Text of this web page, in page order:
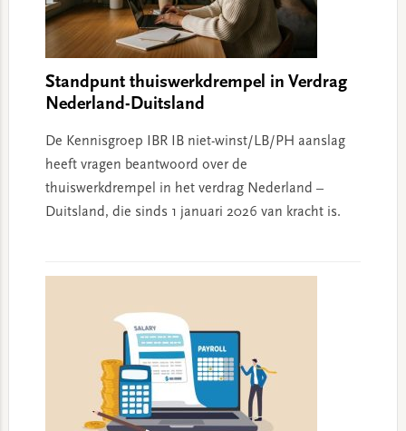
Standpunt thuiswerkdrempel in Verdrag
Nederland-Duitsland
De Kennisgroep IBR IB niet-winst/LB/PH aanslag
heeft vragen beantwoord over de
thuiswerkdrempel in het verdrag Nederland –
Duitsland, die sinds 1 januari 2026 van kracht is.